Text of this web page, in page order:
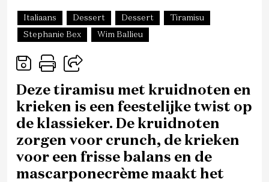
Italiaans Dessert Dessert
Tiramisu
Stephanie Bex
Wim Ballieu
Deze tiramisu met kruidnoten en
krieken is een feestelijke twist op
de klassieker. De kruidnoten
zorgen voor crunch, de krieken
voor een frisse balans en de
mascarponecrème maakt het